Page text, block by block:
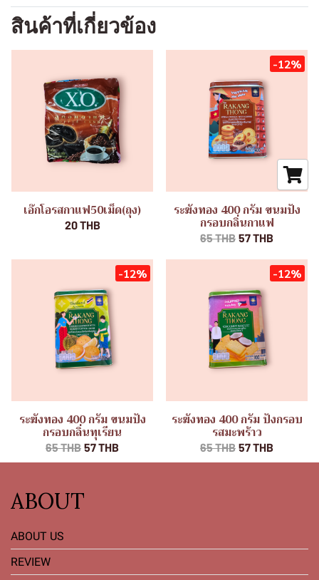
สินค้าที่เกี่ยวข้อง
เอ๊กโอรสกาแฟ50เม็ด(ถุง)
20 THB
-12%
ระฆังทอง 400 กรัม ขนมปัง
กรอบกลิ่นกาแฟ
65 THB 57 THB
-12%
ระฆังทอง 400 กรัม ขนมปัง
กรอบกลิ่นทุเรียน
65 THB 57 THB
-12%
ระฆังทอง 400 กรัม ปังกรอบ
รสมะพร้าว
65 THB 57 THB
ABOUT
ABOUT US
REVIEW